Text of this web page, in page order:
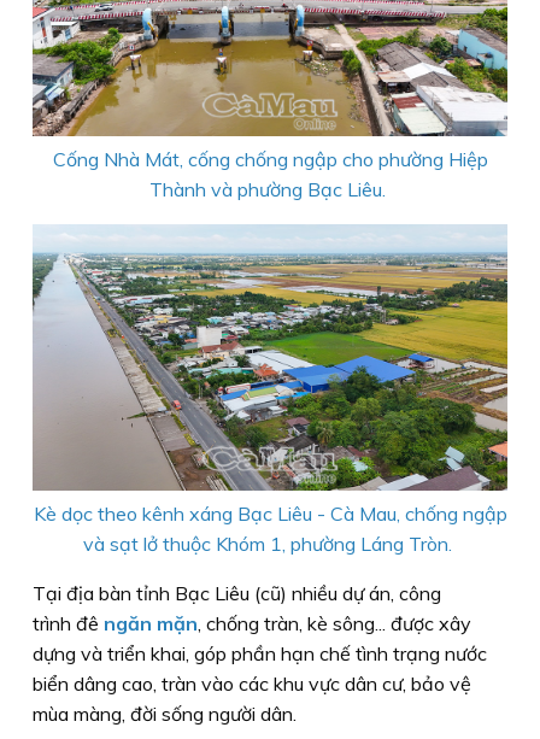
Cống Nhà Mát, cống chống ngập cho phường Hiệp
Thành và phường Bạc Liêu.
Kè dọc theo kênh xáng Bạc Liêu - Cà Mau, chống ngập
và sạt lở thuộc Khóm 1, phường Láng Tròn.
Tại địa bàn tỉnh Bạc Liêu (cũ) nhiều dự án, công
trình đê ngăn mặn, chống tràn, kè sông... được xây
dựng và triển khai, góp phần hạn chế tình trạng nước
biển dâng cao, tràn vào các khu vực dân cư, bảo vệ
mùa màng, đời sống người dân.